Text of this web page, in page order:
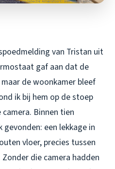
van Tristan uit
gaf aan dat de
de woonkamer bleef
ik bij hem op de stoep
Binnen tien
een lekkage in
vloer, precies tussen
die camera hadden